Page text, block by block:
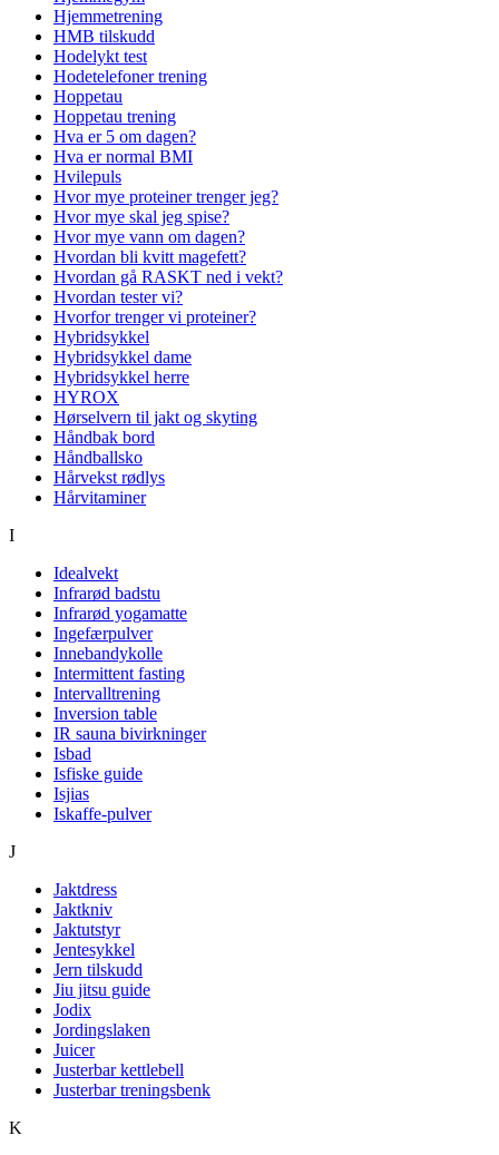
Hjemmetrening
HMB tilskudd
Hodelykt test
Hodetelefoner trening
Hoppetau
Hoppetau trening
Hva er 5 om dagen?
Hva er normal BMI
Hvilepuls
Hvor mye proteiner trenger jeg?
Hvor mye skal jeg spise?
Hvor mye vann om dagen?
Hvordan bli kvitt magefett?
Hvordan gå RASKT ned i vekt?
Hvordan tester vi?
Hvorfor trenger vi proteiner?
Hybridsykkel
Hybridsykkel dame
Hybridsykkel herre
HYROX
Hørselvern til jakt og skyting
Håndbak bord
Håndballsko
Hårvekst rødlys
Hårvitaminer
I
Idealvekt
Infrarød badstu
Infrarød yogamatte
Ingefærpulver
Innebandykolle
Intermittent fasting
Intervalltrening
Inversion table
IR sauna bivirkninger
Isbad
Isfiske guide
Isjias
Iskaffe-pulver
J
Jaktdress
Jaktkniv
Jaktutstyr
Jentesykkel
Jern tilskudd
Jiu jitsu guide
Jodix
Jordingslaken
Juicer
Justerbar kettlebell
Justerbar treningsbenk
K